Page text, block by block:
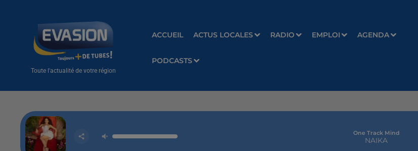
Toute l'actualité de votre région
ACCUEIL ACTUS LOCALES RADIO EMPLOI AGENDA
PODCASTS
One Track Mind
NAIKA